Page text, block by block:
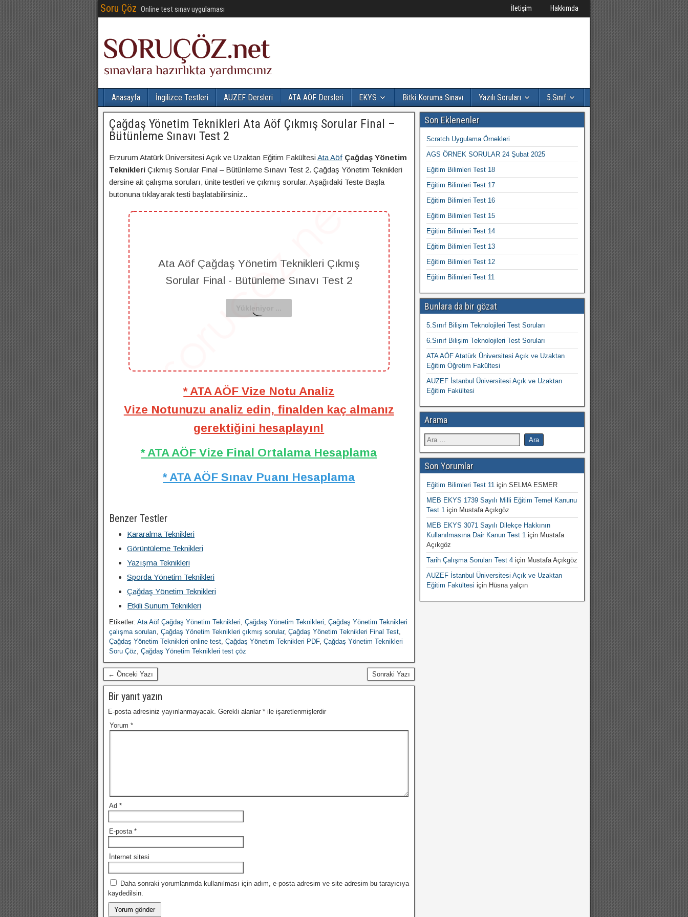
Soru Çöz Online test sınav uygulaması İletişim Hakkımda
Anasayfa İngilizce Testleri AUZEF Dersleri ATA AÖF Dersleri EKYS Bitki Koruma Sınavı Yazılı Soruları 5.Sınıf
Çağdaş Yönetim Teknikleri Ata Aöf Çıkmış Sorular Final –
Bütünleme Sınavı Test 2
Erzurum Atatürk Üniversitesi Açık ve Uzaktan Eğitim Fakültesi Ata Aöf Çağdaş Yönetim
Teknikleri Çıkmış Sorular Final – Bütünleme Sınavı Test 2. Çağdaş Yönetim Teknikleri
dersine ait çalışma soruları, ünite testleri ve çıkmış sorular. Aşağıdaki Teste Başla
butonuna tıklayarak testi başlatabilirsiniz..
Ata Aöf Çağdaş Yönetim Teknikleri Çıkmış
Sorular Final - Bütünleme Sınavı Test 2
* ATA AÖF Vize Notu Analiz
Vize Notunuzu analiz edin, finalden kaç almanız
gerektiğini hesaplayın!
* ATA AÖF Vize Final Ortalama Hesaplama
* ATA AÖF Sınav Puanı Hesaplama
Benzer Testler
Kararalma Teknikleri
Görüntüleme Teknikleri
Yazışma Teknikleri
Sporda Yönetim Teknikleri
Çağdaş Yönetim Teknikleri
Etkili Sunum Teknikleri
Etiketler: Ata Aöf Çağdaş Yönetim Teknikleri, Çağdaş Yönetim Teknikleri, Çağdaş Yönetim Teknikleri
çalışma soruları, Çağdaş Yönetim Teknikleri çıkmış sorular, Çağdaş Yönetim Teknikleri Final Test,
Çağdaş Yönetim Teknikleri online test, Çağdaş Yönetim Teknikleri PDF, Çağdaş Yönetim Teknikleri
Soru Çöz, Çağdaş Yönetim Teknikleri test çöz
← Önceki Yazı Sonraki Yazı
Bir yanıt yazın
E-posta adresiniz yayınlanmayacak. Gerekli alanlar * ile işaretlenmişlerdir
Yorum *
Ad *
E-posta *
İnternet sitesi
Daha sonraki yorumlarımda kullanılması için adım, e-posta adresim ve site adresim bu tarayıcıya
kaydedilsin.
Son Eklenenler
Scratch Uygulama Örnekleri
AGS ÖRNEK SORULAR 24 Şubat 2025
Eğitim Bilimleri Test 18
Eğitim Bilimleri Test 17
Eğitim Bilimleri Test 16
Eğitim Bilimleri Test 15
Eğitim Bilimleri Test 14
Eğitim Bilimleri Test 13
Eğitim Bilimleri Test 12
Eğitim Bilimleri Test 11
Bunlara da bir gözat
5.Sınıf Bilişim Teknolojileri Test Soruları
6.Sınıf Bilişim Teknolojileri Test Soruları
ATA AÖF Atatürk Üniversitesi Açık ve Uzaktan
Eğitim Öğretim Fakültesi
AUZEF İstanbul Üniversitesi Açık ve Uzaktan
Eğitim Fakültesi
Arama
Son Yorumlar
Eğitim Bilimleri Test 11için SELMA ESMER
MEB EKYS 1739 Sayılı Milli Eğitim Temel Kanunu
Test 1için Mustafa Açıkgöz
MEB EKYS 3071 Sayılı Dilekçe Hakkının
Kullanılmasına Dair Kanun Test 1için Mustafa
Açıkgöz
Tarih Çalışma Soruları Test 4için Mustafa Açıkgöz
AUZEF İstanbul Üniversitesi Açık ve Uzaktan
Eğitim Fakültesi için Hüsna yalçın